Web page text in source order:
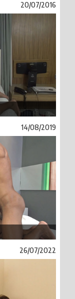
20/07/2016
14/08/2019
26/07/2022